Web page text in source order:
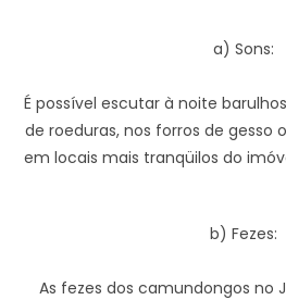
a) Sons:
É possível escutar à noite
de roeduras, nos forros de
em locais mais tranqüilos do
b) Fezes:
As fezes dos camundongos no